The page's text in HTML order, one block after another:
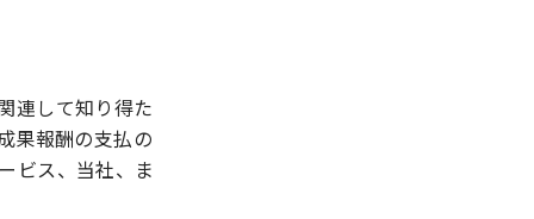
連して知り得た
果報酬の支払の
ビス、当社、ま